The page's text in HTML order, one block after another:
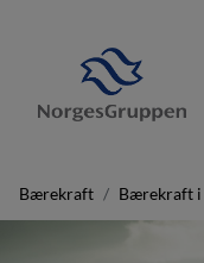
Bærekraft Bærekraft i